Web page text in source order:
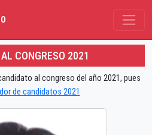
CONGRESO 2021
al congreso del año 2021, pues
de candidatos 2021